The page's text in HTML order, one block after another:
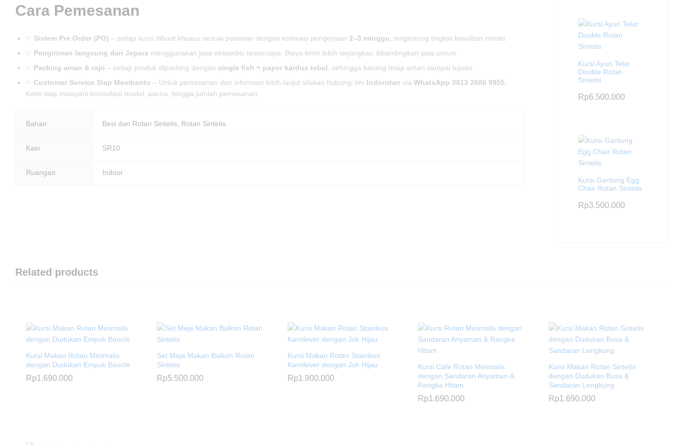
Cara Pemesanan
Sistem Pre Order (PO) – setiap kursi dibuat khusus sesuai pesanan dengan estimasi pengerjaan 2–3 minggu , tergantung tingkat kesulitan model.
Pengiriman langsung dari Jepara menggunakan jasa ekspedisi terpercaya. Biaya kirim lebih terjangkau dibandingkan jasa umum.
Packing aman & rapi – setiap produk dipacking dengan single fish + paper kardus tebal , sehingga barang tetap aman sampai tujuan.
Customer Service Siap Membantu – Untuk pemesanan dan informasi lebih lanjut silakan hubungi tim Indorotan via WhatsApp 0813 2686 9955
Kami siap melayani konsultasi model, warna, hingga jumlah pemesanan.
Bahan Besi dan Rotan Sintetis, Rotan Sintetis
Kain SR10
Ruangan Indoor
Kursi Ayun Telur
Double Rotan
Sintetis
Rp6.500.000
Kursi Gantung Egg
Chair Rotan Sintetis
Rp3.500.000
Related products
Kursi Makan Rotan Minimalis
dengan Dudukan Empuk Bouclé
Rp1.690.000
Set Meja Makan Balkon Rotan
Sintetis
Rp5.500.000
Kursi Makan Rotan Stainless
Kantilever dengan Jok Hijau
Rp1.900.000
Kursi Cafe Rotan Minimalis
dengan Sandaran Anyaman &
Rangka Hitam
Rp1.690.000
Kursi Makan Rotan Sintetis
dengan Dudukan Busa &
Sandaran Lengkung
Rp1.690.000